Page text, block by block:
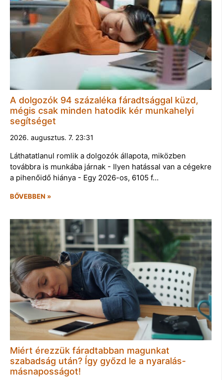
A dolgozók 94 százaléka fáradtsággal küzd,
mégis csak minden hatodik kér munkahelyi
segítséget
2026. augusztus. 7. 23:31
Láthatatlanul romlik a dolgozók állapota, miközben
továbbra is munkába járnak - Ilyen hatással van a cégekre
a pihenőidő hiánya - Egy 2026-os, 6105 f…
BŐVEBBEN »
Miért érezzük fáradtabban magunkat
szabadság után? Így győzd le a nyaralás-
másnaposságot!